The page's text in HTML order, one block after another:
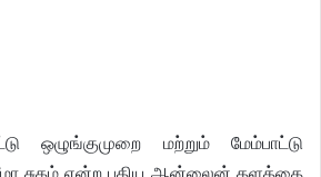
ஒழுங்குமுறை மற்றும் மேம்பாட்டு
சுகம் என்ற புதிய ஆன்லைன் தளத்தை